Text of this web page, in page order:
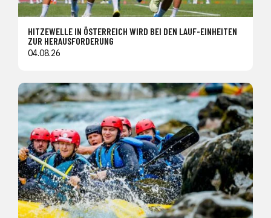
HITZEWELLE IN ÖSTERREICH WIRD BEI DEN LAUF-EINHEITEN
ZUR HERAUSFORDERUNG
04.08.26